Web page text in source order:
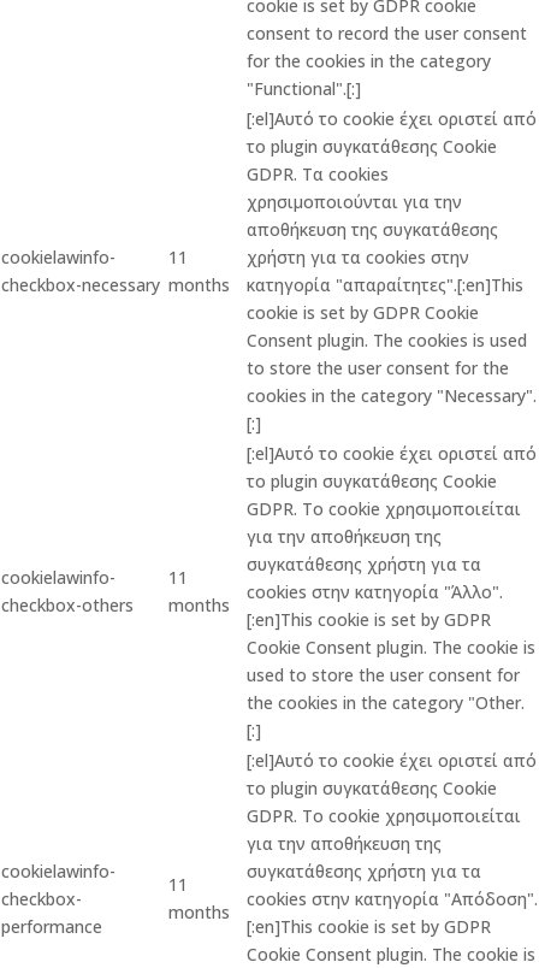
cookie is set by GDPR cookie
consent to record the user consent
for the cookies in the category
"Functional".[:]
cookielawinfo-
checkbox-necessary
11
months
[:el]Αυτό το cookie έχει οριστεί από
το plugin συγκατάθεσης Cookie
GDPR. Τα cookies
χρησιμοποιούνται για την
αποθήκευση της συγκατάθεσης
χρήστη για τα cookies στην
κατηγορία "απαραίτητες".[:en]This
cookie is set by GDPR Cookie
Consent plugin. The cookies is used
to store the user consent for the
cookies in the category "Necessary".
[:]
cookielawinfo-
checkbox-others
11
months
[:el]Αυτό το cookie έχει οριστεί από
το plugin συγκατάθεσης Cookie
GDPR. Το cookie χρησιμοποιείται
για την αποθήκευση της
συγκατάθεσης χρήστη για τα
cookies στην κατηγορία "Άλλο".
[:en]This cookie is set by GDPR
Cookie Consent plugin. The cookie is
used to store the user consent for
the cookies in the category "Other.
[:]
cookielawinfo-
checkbox-
performance
11
months
[:el]Αυτό το cookie έχει οριστεί από
το plugin συγκατάθεσης Cookie
GDPR. Το cookie χρησιμοποιείται
για την αποθήκευση της
συγκατάθεσης χρήστη για τα
cookies στην κατηγορία "Απόδοση".
[:en]This cookie is set by GDPR
Cookie Consent plugin. The cookie is